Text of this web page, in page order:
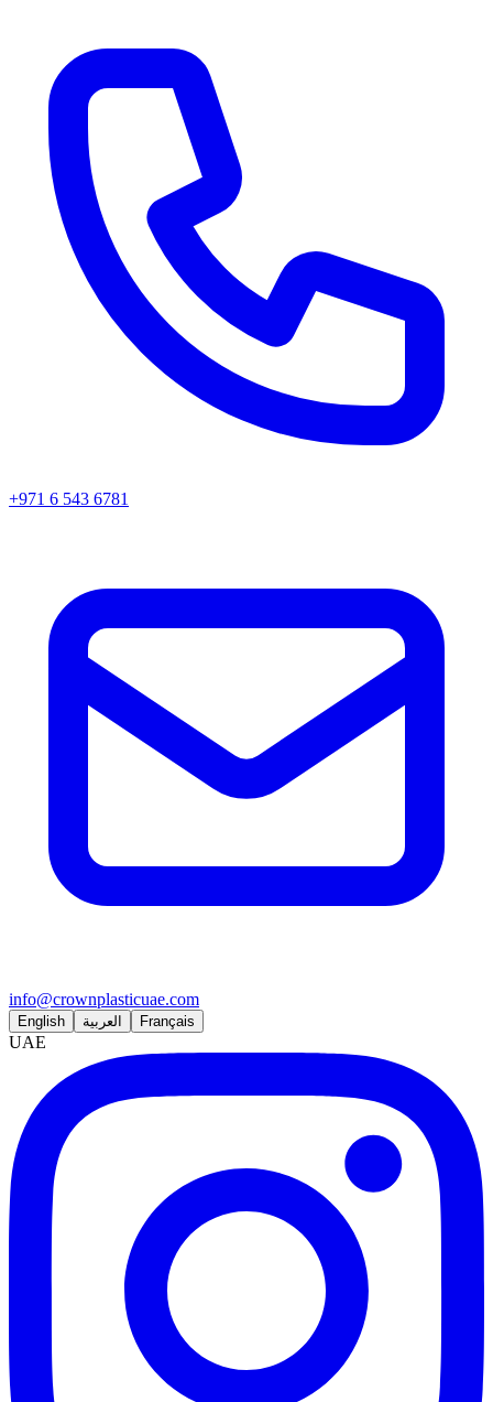
+971 6 543 6781
info@crownplasticuae.com
English العربية Français
UAE